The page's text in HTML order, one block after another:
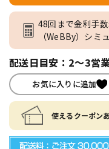
48回まで金利手
（WeBBy）シミ
配送日目安：2～3営
お気に入りに追加
使えるクーポン